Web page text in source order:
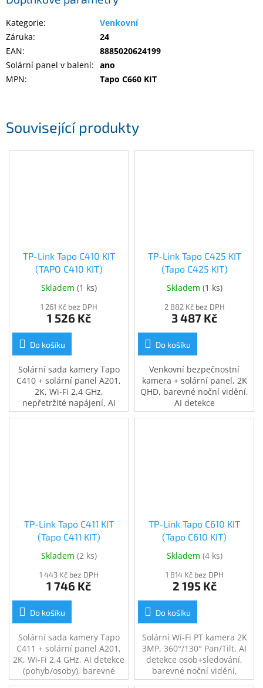
Související produkty
TP-Link Tapo C410 KIT
(TAPO C410 KIT)
Skladem (1 ks)
1 261 Kč bez DPH
1 526 Kč
Do košíku
Solární sada kamery Tapo
C410 + solární panel A201,
2K, Wi-Fi 2,4 GHz,
nepřetržité napájení, AI
detekce (pohyb/osoby),
TP-Link Tapo C425 KIT
(Tapo C425 KIT)
Skladem (1 ks)
2 882 Kč bez DPH
3 487 Kč
Do košíku
Venkovní bezpečnostní
kamera + solární panel, 2K
QHD, barevné noční vidění,
AI detekce
osob/zvířat/vozidel, baterie
TP-Link Tapo C411 KIT
(Tapo C411 KIT)
Skladem (2 ks)
1 443 Kč bez DPH
1 746 Kč
Do košíku
Solární sada kamery Tapo
C411 + solární panel A201,
2K, Wi-Fi 2,4 GHz, AI detekce
(pohyb/osoby), barevné
noční vidění, obousměrný
TP-Link Tapo C610 KIT
(Tapo C610 KIT)
Skladem (4 ks)
1 814 Kč bez DPH
2 195 Kč
Do košíku
Solární Wi-Fi PT kamera 2K
3MP, 360°/130° Pan/Tilt, AI
detekce osob+sledování,
barevné noční vidění,
microSD slot až 512GB, IP65,
Kategorie:
Venkovní
Záruka:
24
EAN:
8885020624199
Solární panel v balení: ano
MPN: Tapo C660 KIT